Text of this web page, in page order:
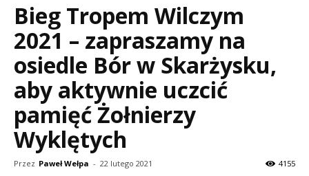
Bieg Tropem Wilczym
2021 – zapraszamy na
osiedle Bór w Skarżysku,
aby aktywnie uczcić
pamięć Żołnierzy
Wyklętych
Przez Paweł Wełpa - 22 lutego 2021 4155